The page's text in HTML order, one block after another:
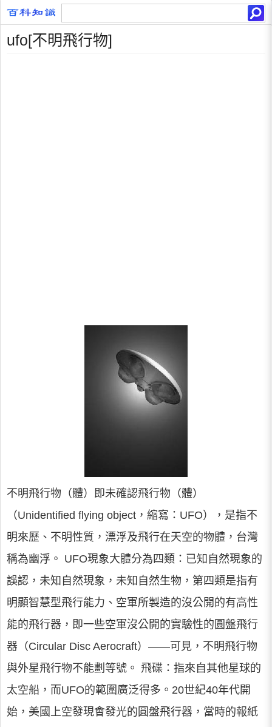
ufo[不明飛行物]
不明飛行物（體）即未確認飛行物（體）
（Unidentified flying object，縮寫：UFO），是指不
明來歷、不明性質，漂浮及飛行在天空的物體，台灣
稱為幽浮。 UFO現象大體分為四類：已知自然現象的
誤認，未知自然現象，未知自然生物，第四類是指有
明顯智慧型飛行能力、空軍所製造的沒公開的有高性
能的飛行器，即一些空軍沒公開的實驗性的圓盤飛行
器（Circular Disc Aerocraft）——可見，不明飛行物
與外星飛行物不能劃等號。 飛碟：指來自其他星球的
太空船，而UFO的範圍廣泛得多。20世紀40年代開
始，美國上空發現會發光的圓盤飛行器，當時的報紙